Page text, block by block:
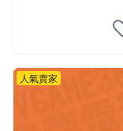
人氣賣家